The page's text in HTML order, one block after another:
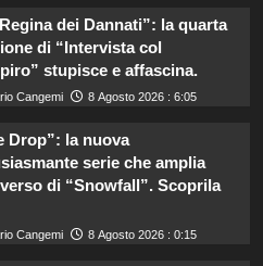
dei Dannati”: la quarta
di “Intervista col
stupisce e affascina.
Cangemi 8 Agosto 2026 : 6:05
Drop”: la nuova
serie che amplia
di “Snowfall”. Scoprila
Cangemi 8 Agosto 2026 : 0:15